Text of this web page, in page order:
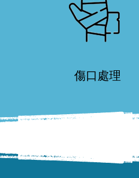
傷口處理